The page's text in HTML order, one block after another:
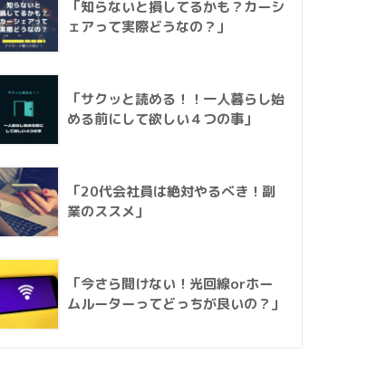
「知らないと損してるかも？カーシ
ェアって実際どうなの？」
「サクッと読める！！一人暮らし始
める前にして欲しい４つの事」
「20代会社員は絶対やるべき！副
業のススメ」
「今さら聞けない！光回線orホー
ムルーターってどっちが良いの？」